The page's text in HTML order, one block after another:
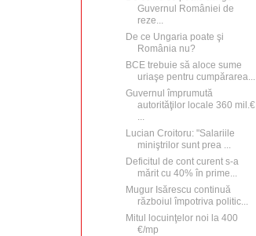
Guvernul României de
reze...
De ce Ungaria poate şi
România nu?
BCE trebuie să aloce sume
uriaşe pentru cumpărarea...
Guvernul împrumută
autorităţilor locale 360 mil.€
...
Lucian Croitoru: "Salariile
miniştrilor sunt prea ...
Deficitul de cont curent s-a
mărit cu 40% în prime...
Mugur Isărescu continuă
războiul împotriva politic...
Mitul locuinţelor noi la 400
€/mp